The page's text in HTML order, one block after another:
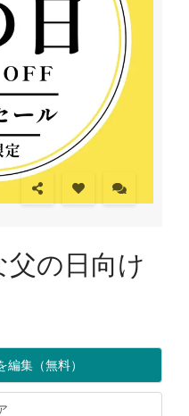
の日向け
編集（無料）